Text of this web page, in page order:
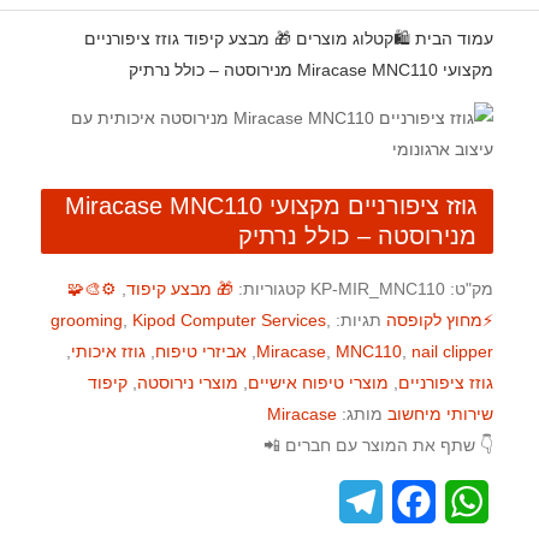
עמוד הבית 🛍️קטלוג מוצרים 🎁 מבצע קיפוד גוזז ציפורניים
מקצועי Miracase MNC110 מנירוסטה – כולל נרתיק
גוזז ציפורניים מקצועי Miracase MNC110
מנירוסטה – כולל נרתיק
מק"ט: KP-MIR_MNC110 קטגוריות: 🎁 מבצע קיפוד
⚙️🎨🧩
⚡️מחוץ לקופסה תגיות: grooming Kipod Computer Services
Miracase MNC110 nail clipper אביזרי טיפוח גוזז איכותי
גוזז ציפורניים
מוצרי טיפוח אישיים מוצרי נירוסטה קיפוד
שירותי מיחשוב מותג: Miracase
👇 שתף את המוצר עם חברים 📲
W